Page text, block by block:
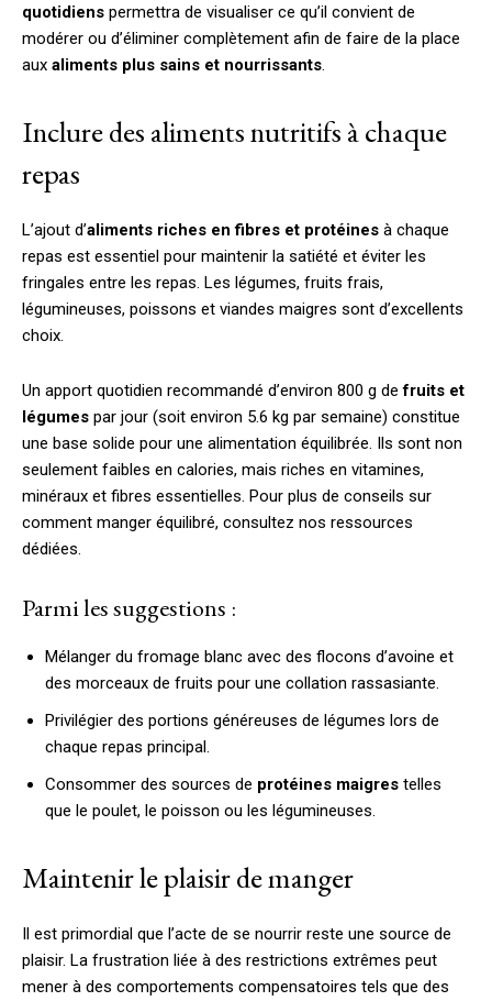
quotidiens permettra de visualiser ce qu’il convient de
modérer ou d’éliminer complètement afin de faire de la place
aux aliments plus sains et nourrissants.
Inclure des aliments nutritifs à chaque
repas
L’ajout d’aliments riches en fibres et protéines à chaque
repas est essentiel pour maintenir la satiété et éviter les
fringales entre les repas. Les légumes, fruits frais,
légumineuses, poissons et viandes maigres sont d’excellents
choix.
Un apport quotidien recommandé d’environ 800 g defruits et
légumes par jour (soit environ 5.6 kg par semaine) constitue
une base solide pour une alimentation équilibrée. Ils sont non
seulement faibles en calories, mais riches en vitamines,
minéraux et fibres essentielles. Pour plus de conseils sur
comment manger équilibré, consultez nos ressources
dédiées.
Parmi les suggestions :
Mélanger du fromage blanc avec des flocons d’avoine et
des morceaux de fruits pour une collation rassasiante.
Privilégier des portions généreuses de légumes lors de
chaque repas principal.
Consommer des sources de protéines maigres telles
que le poulet, le poisson ou les légumineuses.
Maintenir le plaisir de manger
Il est primordial que l’acte de se nourrir reste une source de
plaisir. La frustration liée à des restrictions extrêmes peut
mener à des comportements compensatoires tels que des